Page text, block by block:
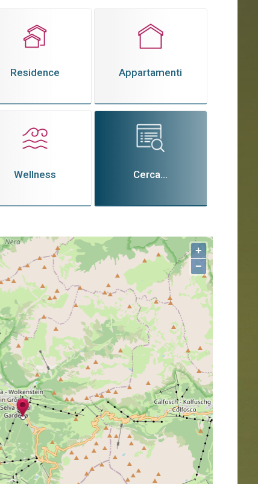
Residence Appartamenti
Wellness Cerca...
+
−